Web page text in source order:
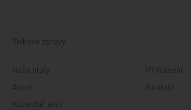
Tiskové zprávy
Naše tituly
Autoři
Kalendář akcí
Přihlášení
Kontakt